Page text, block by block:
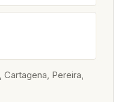
Cartagena, Pereira,